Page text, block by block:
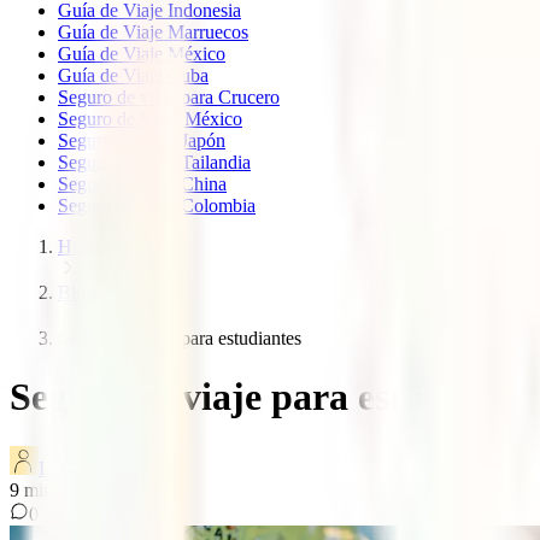
Guía de Viaje Indonesia
Guía de Viaje Marruecos
Guía de Viaje México
Guía de Viaje Cuba
Seguro de viaje para Crucero
Seguro de Viaje México
Seguro de viaje Japón
Seguro de viaje Tailandia
Seguro de viaje China
Seguro de viaje Colombia
Home
Seguro de viaje para estudiantes
Seguro de viaje para
9 minutos de lectura
0